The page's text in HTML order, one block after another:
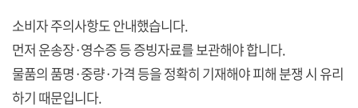
소비자 주의사항도 안내했습니다.
먼저 운송장·영수증 등 증빙자료를 보관해야 합니다.
물품의 품명·중량·가격 등을 정확히 기재해야 피해 분쟁 시 유리
하기 때문입니다.